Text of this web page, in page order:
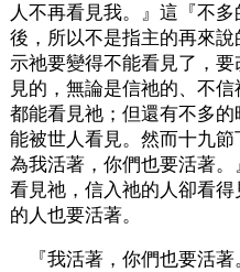
人不再看見我。』這『不
後，所以不是指主的再來
示祂要變得不能看見了，
見的，無論是信祂的、不
都能看見祂；但還有不多
能被世人看見。然而十九
為我活著，你們也要活著
看見祂，信入祂的人卻看
的人也要活著。
『我活著，你們也要活